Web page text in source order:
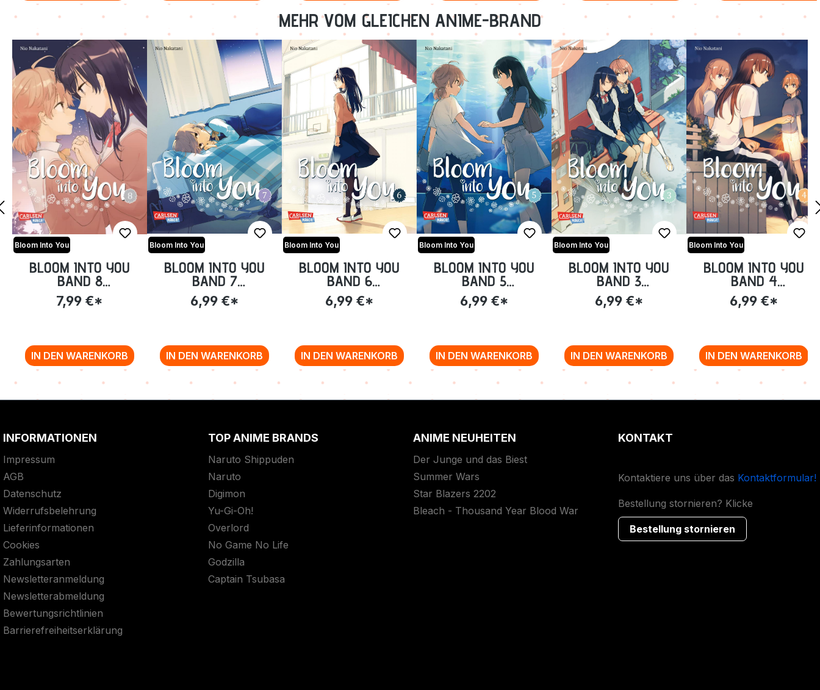
Zurück zur Vor-/Zurück-Navigation MEHR VOM GLEICHEN ANIME-BRAND
Bloom Into You
BLOOM INTO YOU
BAND 8
(TASCHENBUCH)
7,99 €*
IN DEN WARENKORB
Bloom Into You
BLOOM INTO YOU
BAND 7
(TASCHENBUCH)
6,99 €*
IN DEN WARENKORB
Bloom Into You
BLOOM INTO YOU
BAND 6
(TASCHENBUCH)
6,99 €*
IN DEN WARENKORB
Bloom Into You
BLOOM INTO YOU
BAND 5
(TASCHENBUCH)
6,99 €*
IN DEN WARENKORB
Bloom Into You
BLOOM INTO YOU
BAND 3
(TASCHENBUCH)
6,99 €*
IN DEN WARENKORB
Bloom Into You
BLOOM INTO YOU
BAND 4
(TASCHENBUCH)
6,99 €*
IN DEN WARENKORB
Zurück zur Vor-/Zurück-Navigation
INFORMATIONEN
Impressum
AGB
Datenschutz
Widerrufsbelehrung
Lieferinformationen
Cookies
Zahlungsarten
Newsletteranmeldung
Newsletterabmeldung
Bewertungsrichtlinien
Barrierefreiheitserklärung
TOP ANIME BRANDS
Naruto Shippuden
Naruto
Digimon
Yu-Gi-Oh!
Overlord
No Game No Life
Godzilla
Captain Tsubasa
ANIME NEUHEITEN
Der Junge und das Biest
Summer Wars
Star Blazers 2202
Bleach - Thousand Year Blood War
KONTAKT
Kontaktiere uns über das Kontaktformular!
Bestellung stornieren? Klicke
Bestellung stornieren